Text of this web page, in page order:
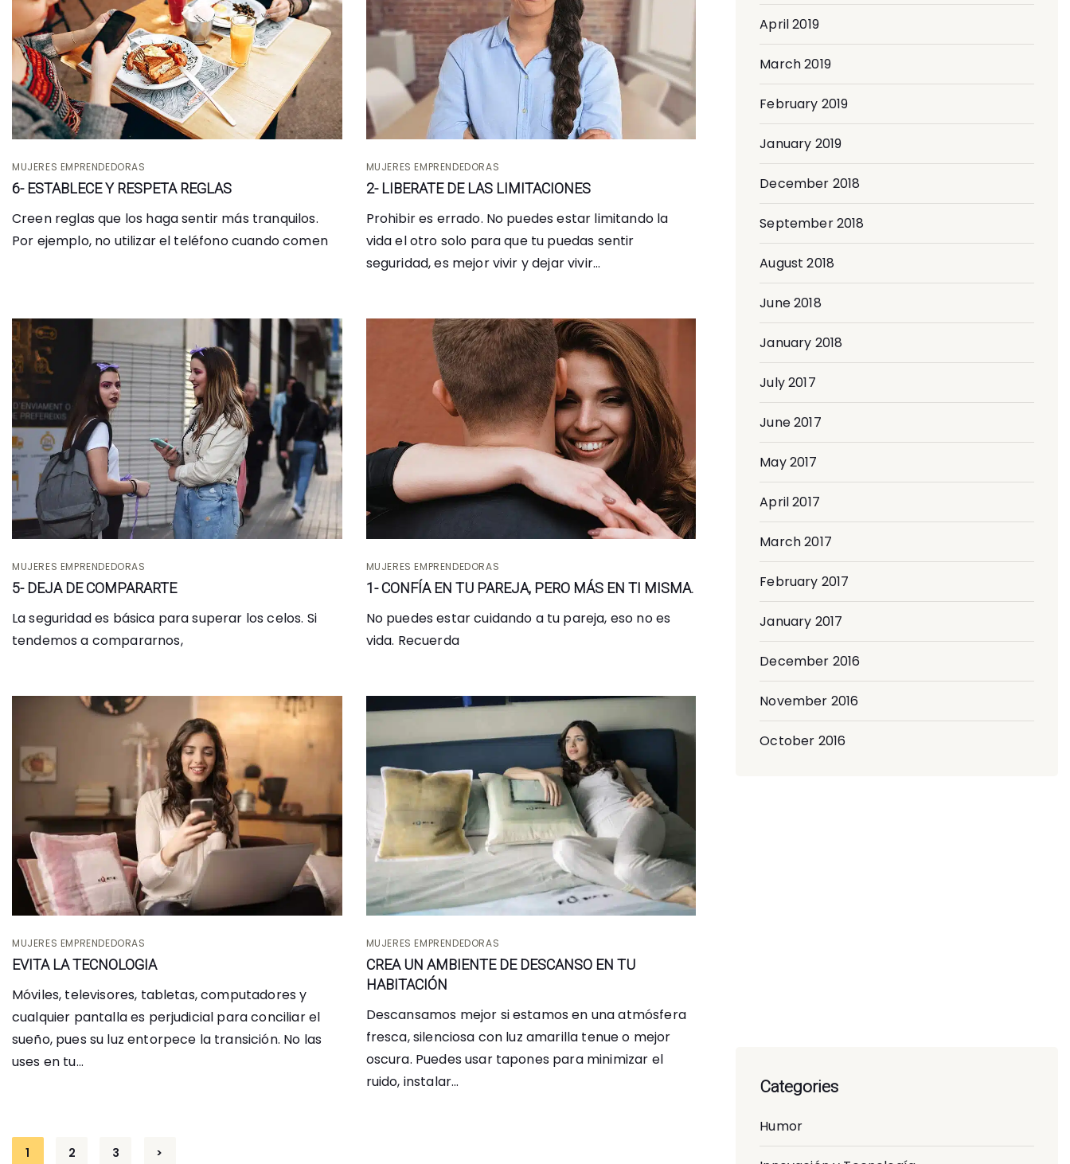
MUJERES EMPRENDEDORAS
6- ESTABLECE Y RESPETA REGLAS
Creen reglas que los haga sentir más tranquilos.
Por ejemplo, no utilizar el teléfono cuando comen
MUJERES EMPRENDEDORAS
2- LIBERATE DE LAS LIMITACIONES
Prohibir es errado. No puedes estar limitando la
vida el otro solo para que tu puedas sentir
seguridad, es mejor vivir y dejar vivir...
MUJERES EMPRENDEDORAS
5- DEJA DE COMPARARTE
La seguridad es básica para superar los celos. Si
tendemos a compararnos,
MUJERES EMPRENDEDORAS
1- CONFÍA EN TU PAREJA, PERO MÁS EN TI MISMA.
No puedes estar cuidando a tu pareja, eso no es
vida. Recuerda
MUJERES EMPRENDEDORAS
EVITA LA TECNOLOGIA
Móviles, televisores, tabletas, computadores y
cualquier pantalla es perjudicial para conciliar el
sueño, pues su luz entorpece la transición. No las
uses en tu...
MUJERES EMPRENDEDORAS
CREA UN AMBIENTE DE DESCANSO EN TU
HABITACIÓN
Descansamos mejor si estamos en una atmósfera
fresca, silenciosa con luz amarilla tenue o mejor
oscura. Puedes usar tapones para minimizar el
ruido, instalar...
Posts
1 2 3 >
April 2019
March 2019
February 2019
January 2019
December 2018
September 2018
August 2018
June 2018
January 2018
July 2017
June 2017
May 2017
April 2017
March 2017
February 2017
January 2017
December 2016
November 2016
October 2016
Categories
Humor